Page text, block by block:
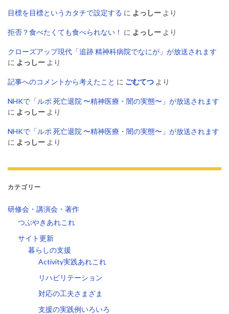
目標を目標というカタチで設定する に よっしー より
拒否？食べたくても食べられない！ に よっしー より
クローズアップ現代「追跡 精神科病院でなにが」が放送されます
に よっしー より
記事へのコメントから考えたこと に ごむてつ より
NHKで「ルポ 死亡退院 〜精神医療・闇の実態〜」が放送されます
に よっしー より
NHKで「ルポ 死亡退院 〜精神医療・闇の実態〜」が放送されます
に よっしー より
カテゴリー
研修会・講演会・著作
つぶやきあれこれ
サイト更新
暮らしの支援
Activity実践あれこれ
リハビリテーション
対応の工夫さまざま
支援の実践例いろいろ